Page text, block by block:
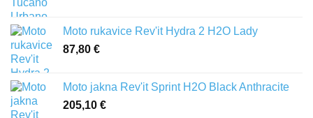
Moto rukavice Rev'it Hydra 2 H2O Lady
87,80 €
Moto jakna Rev'it Sprint H2O Black Anthracite
205,10 €